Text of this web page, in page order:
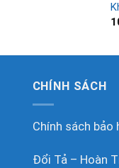
CHÍNH SÁCH
Chính sách
Đổi Tả – Hoàn